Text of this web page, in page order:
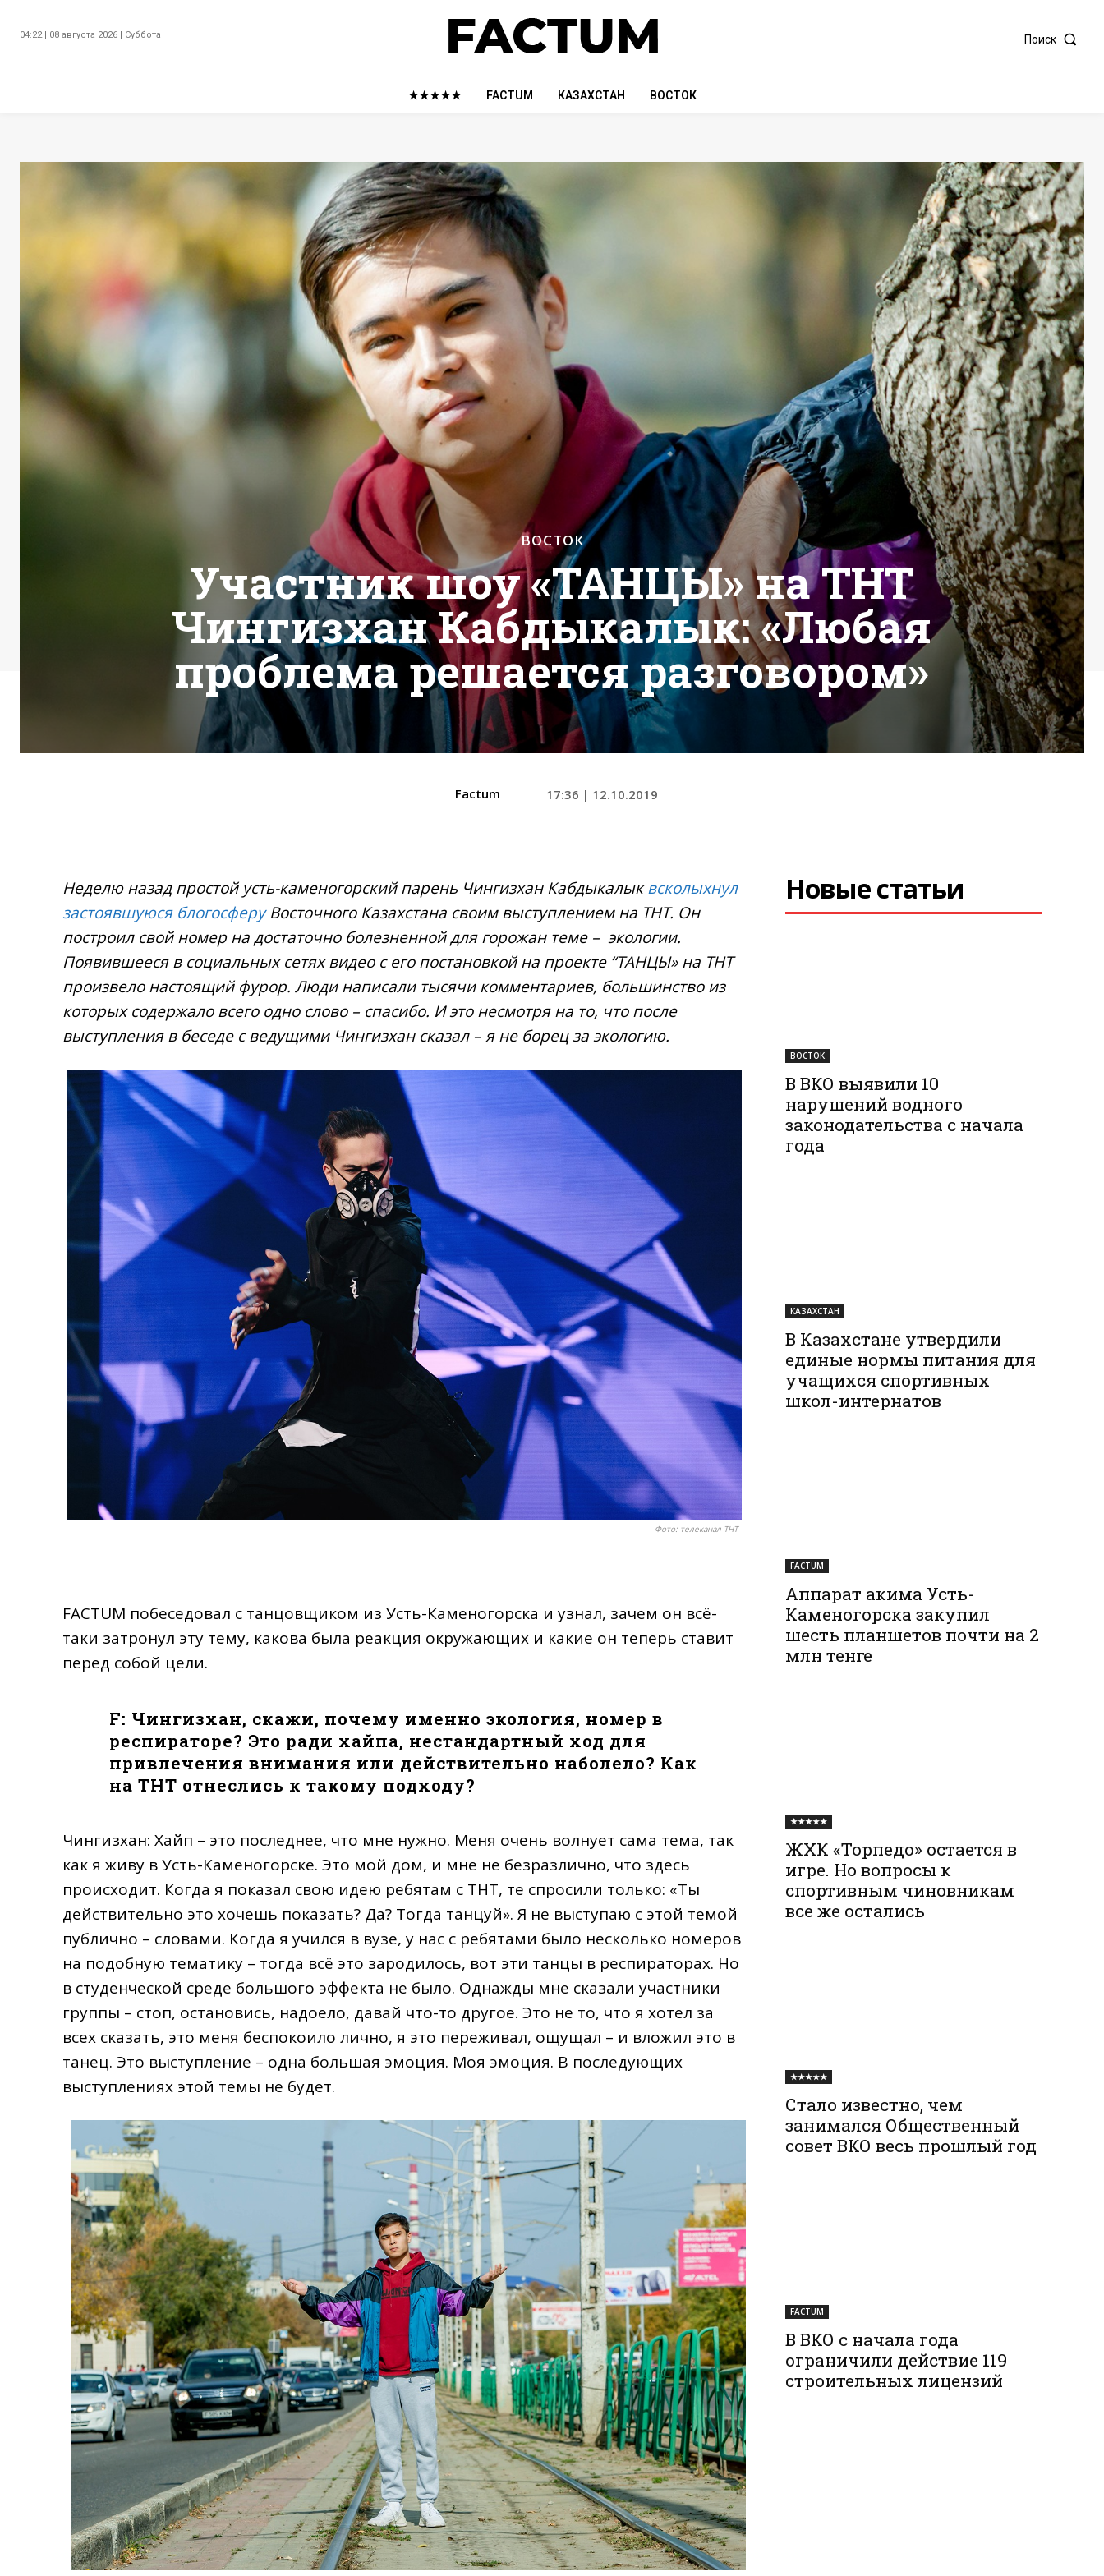
04:22 | 08 августа 2026 | Суббота Поиск
★★★★★ FACTUM КАЗАХСТАН ВОСТОК
ВОСТОК
Участник шоу «ТАНЦЫ» на ТНТ
Чингизхан Кабдыкалык: «Любая
проблема решается разговором»
Factum 17:36 | 12.10.2019
Неделю назад простой усть-каменогорский парень Чингизхан Кабдыкалыквсколыхнул
застоявшуюся блогосферуВосточного Казахстана своим выступлением на ТНТ. Он
построил свой номер на достаточно болезненной для горожан теме – экологии.
Появившееся в социальных сетях видео с его постановкой на проекте “ТАНЦЫ» на ТНТ
произвело настоящий фурор. Люди написали тысячи комментариев, большинство из
которых содержало всего одно слово – спасибо. И это несмотря на то, что после
выступления в беседе с ведущими Чингизхан сказал – я не борец за экологию.
Фото: телеканал ТНТ
FACTUM побеседовал с танцовщиком из Усть-Каменогорска и узнал, зачем он всё-
таки затронул эту тему, какова была реакция окружающих и какие он теперь ставит
перед собой цели.
F: Чингизхан, скажи, почему именно экология, номер в
респираторе? Это ради хайпа, нестандартный ход для
привлечения внимания или действительно наболело? Как
на ТНТ отнеслись к такому подходу?
Чингизхан: Хайп – это последнее, что мне нужно. Меня очень волнует сама тема, так
как я живу в Усть-Каменогорске. Это мой дом, и мне не безразлично, что здесь
происходит. Когда я показал свою идею ребятам с ТНТ, те спросили только: «Ты
действительно это хочешь показать? Да? Тогда танцуй». Я не выступаю с этой темой
публично – словами. Когда я учился в вузе, у нас с ребятами было несколько номеров
на подобную тематику – тогда всё это зародилось, вот эти танцы в респираторах. Но
в студенческой среде большого эффекта не было. Однажды мне сказали участники
группы – стоп, остановись, надоело, давай что-то другое. Это не то, что я хотел за
всех сказать, это меня беспокоило лично, я это переживал, ощущал – и вложил это в
танец. Это выступление – одна большая эмоция. Моя эмоция. В последующих
выступлениях этой темы не будет.
Новые статьи
ВОСТОК
В ВКО выявили 10
нарушений водного
законодательства с начала
года
КАЗАХСТАН
В Казахстане утвердили
единые нормы питания для
учащихся спортивных
школ-интернатов
FACTUM
Аппарат акима Усть-
Каменогорска закупил
шесть планшетов почти на 2
млн тенге
★★★★★
ЖХК «Торпедо» остается в
игре. Но вопросы к
спортивным чиновникам
все же остались
★★★★★
Стало известно, чем
занимался Общественный
совет ВКО весь прошлый год
FACTUM
В ВКО с начала года
ограничили действие 119
строительных лицензий